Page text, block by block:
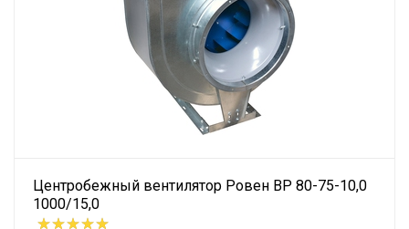
Центробежный вентилятор Ровен BP 80-75-10,0
1000/15,0